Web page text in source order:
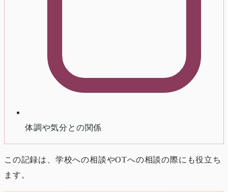
体調や気分との関係
この記録は、学校への相談やOTへの相談の際にも役立ち
ます。